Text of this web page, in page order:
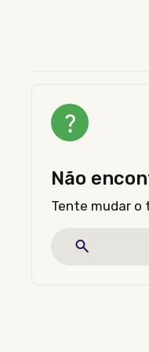
Não
Tente mudar o